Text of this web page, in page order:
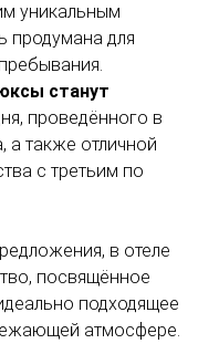
уникальным
продумана для
станут
проведённого в
а также отличной
с третьим по
в отеле
посвящённое
подходящее
атмосфере.